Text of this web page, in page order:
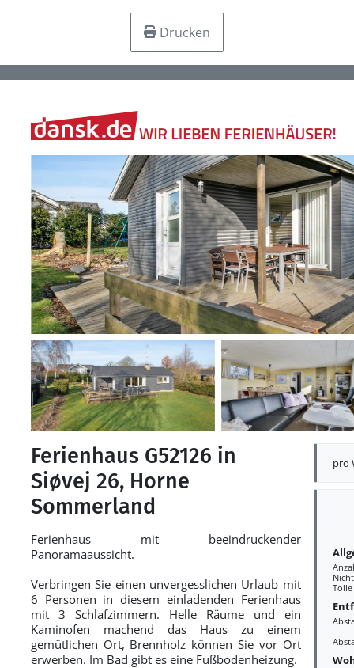
Drucken
pro
Ferienhaus G52126 in
Siøvej 26, Horne
Sommerland
Ferienhaus mit beeindruckender
Panoramaaussicht.
Verbringen Sie einen unvergesslichen Urlaub mit
6 Personen in diesem einladenden Ferienhaus
mit 3 Schlafzimmern. Helle Räume und ein
Kaminofen machend das Haus zu einem
gemütlichen Ort, Brennholz können Sie vor Ort
erwerben. Im Bad gibt es eine Fußbodenheizung.